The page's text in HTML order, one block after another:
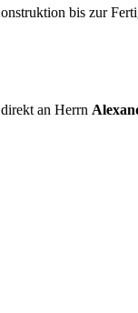
bis zur
an Herrn